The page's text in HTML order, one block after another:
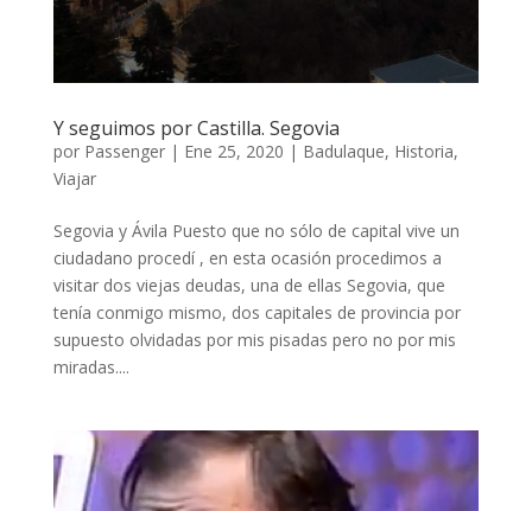
Y seguimos por Castilla. Segovia
por Passenger| Ene 25, 2020 | Badulaque, Historia,
Viajar
Segovia y Ávila Puesto que no sólo de capital vive un
ciudadano procedí , en esta ocasión procedimos a
visitar dos viejas deudas, una de ellas Segovia, que
tenía conmigo mismo, dos capitales de provincia por
supuesto olvidadas por mis pisadas pero no por mis
miradas....